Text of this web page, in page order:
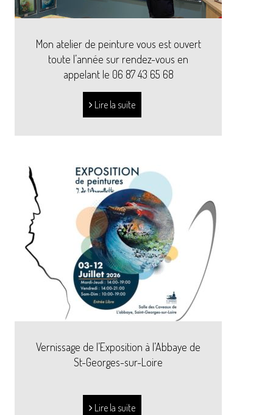
Mon atelier de peinture vous est ouvert
toute l’année sur rendez-vous en
appelant le 06 87 43 65 68
Lire la suite
Vernissage de l’Exposition à l’Abbaye de
St-Georges-sur-Loire
Lire la suite